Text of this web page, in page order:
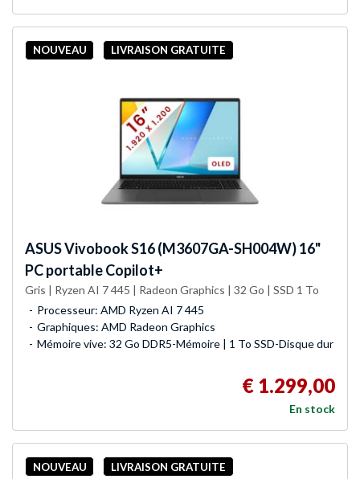
NOUVEAU LIVRAISON GRATUITE
ASUSVivobook S16 (M3607GA-SH004W) 16"
PC portable Copilot+
Gris | Ryzen AI 7 445 | Radeon Graphics | 32 Go | SSD 1 To
Processeur: AMD Ryzen AI 7 445
Graphiques: AMD Radeon Graphics
Mémoire vive: 32 Go DDR5-Mémoire | 1 To SSD-Disque dur
€ 1.299,00
En stock
NOUVEAU LIVRAISON GRATUITE